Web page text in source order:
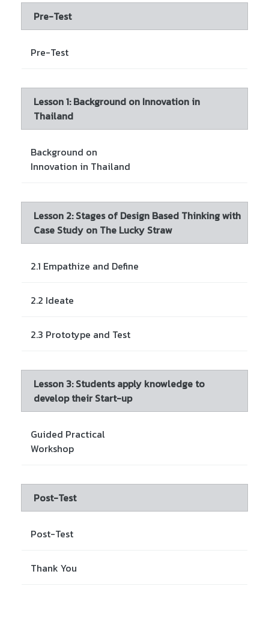
Pre-Test
Pre-Test
Lesson 1: Background on Innovation in
Thailand
Background on
Innovation in Thailand
Lesson 2: Stages of Design Based Thinking with
Case Study on The Lucky Straw
2.1 Empathize and Define
2.2 Ideate
2.3 Prototype and Test
Lesson 3: Students apply knowledge to
develop their Start-up
Guided Practical
Workshop
Post-Test
Post-Test
Thank You